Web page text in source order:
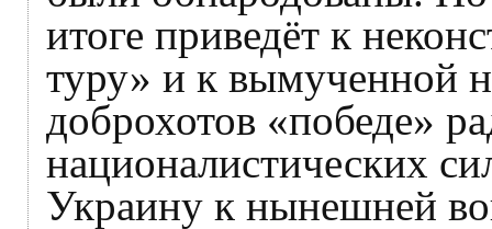
итоге приведёт к
туру» и к вымученной
доброхотов «победе»
националистических
Украину к нынешней